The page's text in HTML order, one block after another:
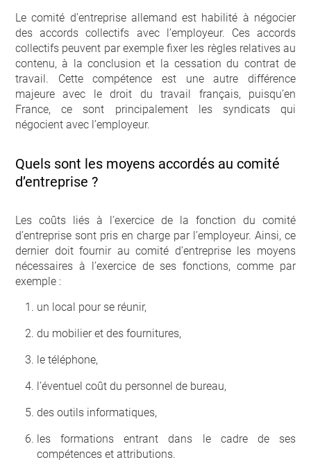
Le comité d’entreprise allemand est habilité à négocier
des accords collectifs avec l’employeur. Ces accords
collectifs peuvent par exemple fixer les règles relatives au
contenu, à la conclusion et la cessation du contrat de
travail. Cette compétence est une autre différence
majeure avec le droit du travail français, puisqu’en
France, ce sont principalement les syndicats qui
négocient avec l’employeur.
Quels sont les moyens accordés au comité
d’entreprise ?
Les coûts liés à l’exercice de la fonction du comité
d’entreprise sont pris en charge par l’employeur. Ainsi, ce
dernier doit fournir au comité d’entreprise les moyens
nécessaires à l’exercice de ses fonctions, comme par
exemple :
un local pour se réunir,
du mobilier et des fournitures,
le téléphone,
l’éventuel coût du personnel de bureau,
des outils informatiques,
les formations entrant dans le cadre de ses
compétences et attributions.